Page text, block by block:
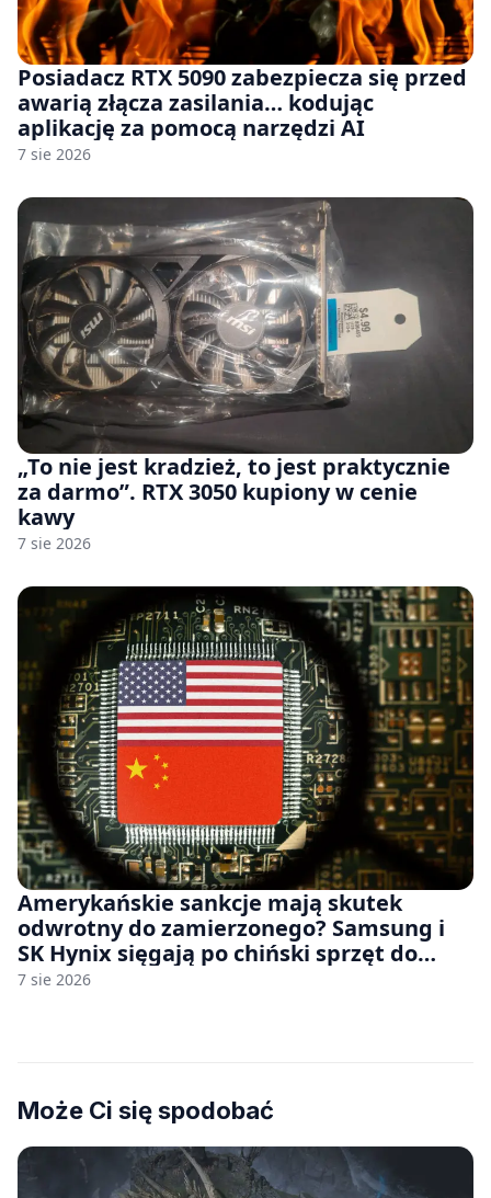
Posiadacz RTX 5090 zabezpiecza się przed
awarią złącza zasilania… kodując
aplikację za pomocą narzędzi AI
7 sie 2026
„To nie jest kradzież, to jest praktycznie
za darmo”. RTX 3050 kupiony w cenie
kawy
7 sie 2026
Amerykańskie sankcje mają skutek
odwrotny do zamierzonego? Samsung i
SK Hynix sięgają po chiński sprzęt do
fabryk chipów
7 sie 2026
Może Ci się spodobać